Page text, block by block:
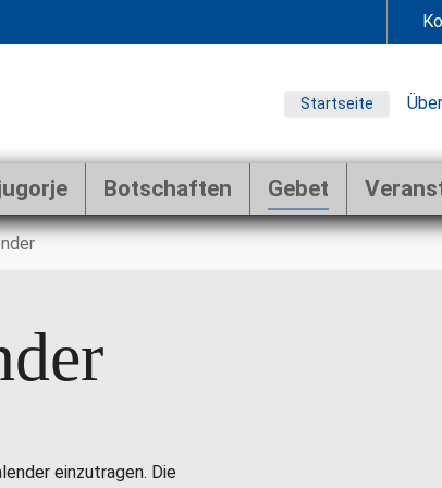
Startseite
Botschaften Gebet
einzutragen. Die